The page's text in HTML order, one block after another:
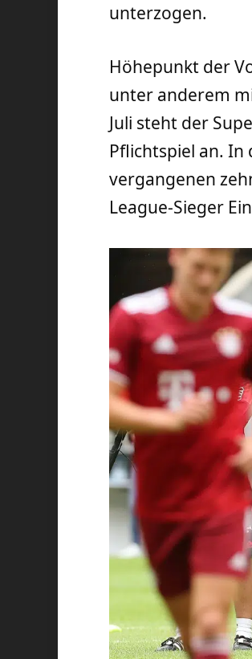
unterzogen.
Höhepunkt der
unter anderem
Juli steht der
Pflichtspiel an. In
vergangenen
League-Sieger